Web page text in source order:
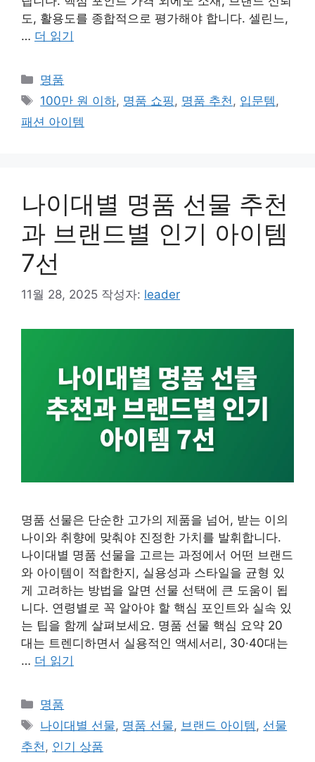
도, 활용도를 종합적으로 평가해야 합니다. 셀린느,
… 더 읽기
카
테
리
명품
태
그
100만 원 이하, 명품 쇼핑, 명품 추천, 입문템,
패션 아이템
나이대별 명품 선물 추천
과 브랜드별 인기 아이템
7선
11월 28, 2025 작성자: leader
명품 선물은 단순한 고가의 제품을 넘어, 받는 이의
나이와 취향에 맞춰야 진정한 가치를 발휘합니다.
나이대별 명품 선물을 고르는 과정에서 어떤 브랜드
와 아이템이 적합한지, 실용성과 스타일을 균형 있
게 고려하는 방법을 알면 선물 선택에 큰 도움이 됩
니다. 연령별로 꼭 알아야 할 핵심 포인트와 실속 있
는 팁을 함께 살펴보세요. 명품 선물 핵심 요약 20
대는 트렌디하면서 실용적인 액세서리, 30·40대는
… 더 읽기
카
테
고
리
명품
태
그
나이대별 선물, 명품 선물, 브랜드 아이템 , 선물
추천 , 인기 상품